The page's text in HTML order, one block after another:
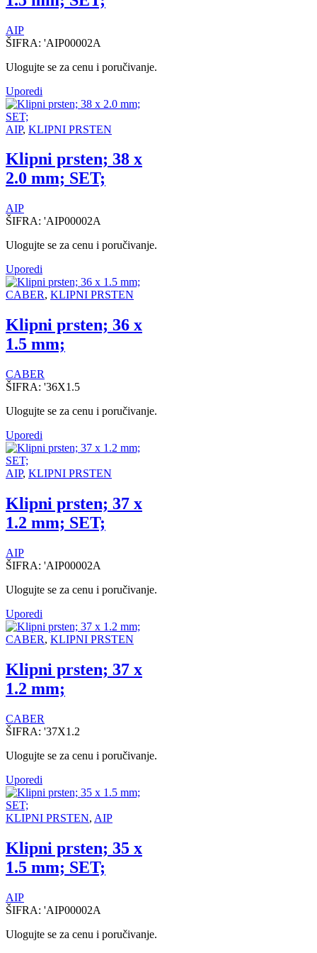
AIP
ŠIFRA: 'AIP00002A
Ulogujte se za cenu i poručivanje.
Uporedi
AIP, KLIPNI PRSTEN
Klipni prsten; 38 x
2.0 mm; SET;
AIP
ŠIFRA: 'AIP00002A
Ulogujte se za cenu i poručivanje.
Uporedi
CABER, KLIPNI PRSTEN
Klipni prsten; 36 x
1.5 mm;
CABER
ŠIFRA: '36X1.5
Ulogujte se za cenu i poručivanje.
Uporedi
AIP, KLIPNI PRSTEN
Klipni prsten; 37 x
1.2 mm; SET;
AIP
ŠIFRA: 'AIP00002A
Ulogujte se za cenu i poručivanje.
Uporedi
CABER, KLIPNI PRSTEN
Klipni prsten; 37 x
1.2 mm;
CABER
ŠIFRA: '37X1.2
Ulogujte se za cenu i poručivanje.
Uporedi
KLIPNI PRSTEN, AIP
Klipni prsten; 35 x
1.5 mm; SET;
AIP
ŠIFRA: 'AIP00002A
Ulogujte se za cenu i poručivanje.